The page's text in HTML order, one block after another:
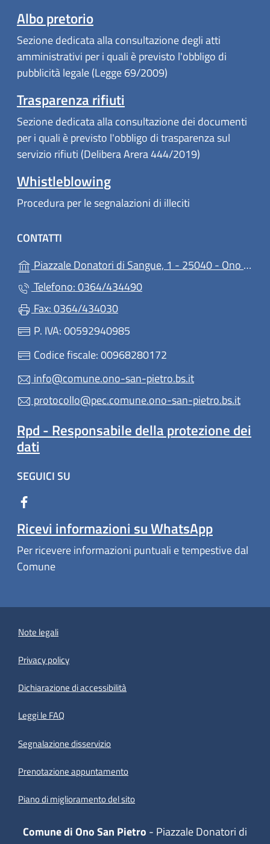
Albo pretorio
Sezione dedicata alla consultazione degli atti
amministrativi per i quali è previsto l'obbligo di
pubblicità legale (Legge 69/2009)
Trasparenza rifiuti
Sezione dedicata alla consultazione dei documenti
per i quali è previsto l'obbligo di trasparenza sul
servizio rifiuti (Delibera Arera 444/2019)
Whistleblowing
Procedura per le segnalazioni di illeciti
CONTATTI
Piazzale Donatori di Sangue, 1 - 25040 - Ono San Pietro
Telefono: 0364/434490
Fax: 0364/434030
P. IVA: 00592940985
Codice fiscale: 00968280172
info@comune.ono-san-pietro.bs.it
protocollo@pec.comune.ono-san-pietro.bs.it
Rpd - Responsabile della protezione dei
dati
SEGUICI SU
Ricevi informazioni su WhatsApp
Per ricevere informazioni puntuali e tempestive dal
Comune
Note legali
Privacy policy
Dichiarazione di accessibilità
Leggi le FAQ
Segnalazione disservizio
Prenotazione appuntamento
Piano di miglioramento del sito
Comune di Ono San Pietro - Piazzale Donatori di